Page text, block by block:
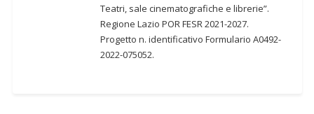
Teatri, sale cinematografiche e librerie”.
Regione Lazio POR FESR 2021-2027.
Progetto n. identificativo Formulario A0492-
2022-075052.